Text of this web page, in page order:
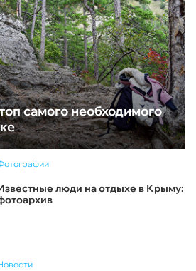
самого необходимого
люди на отдыхе в Крыму: